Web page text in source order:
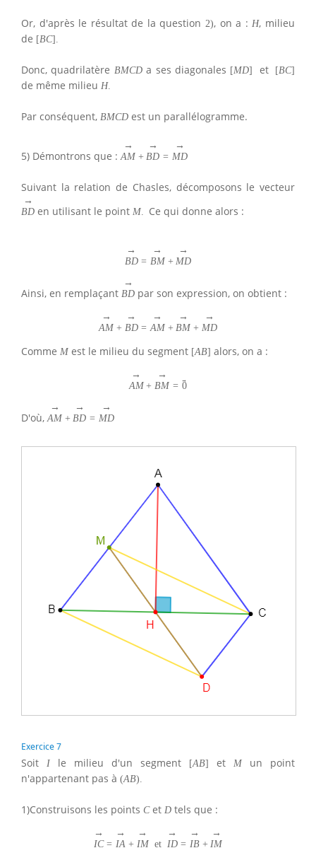
Or, d'après le résultat de la question2), on a :H, milieu
de [BC] .
Donc, quadrilatère BMCDa ses diagonales [MD] et [BC]
de même milieu H.
Par conséquent, BMCD est un parallélogramme.
5) Démontrons que :
→
AM +
→
BD =
→
MD
Suivant la relation de Chasles, décomposons le vecteur
→
BD en utilisant le point M. Ce qui donne alors :
→
BD =
→
BM +
→
MD
Ainsi, en remplaçant
→
BD par son expression, on obtient :
→
AM +
→
BD =
→
AM +
→
BM +
→
MD
Comme M est le milieu du segment [AB] alors, on a :
→
AM +
→
BM =
→
0
D'où,
→
AM +
→
BD =
→
MD
Exercice 7
Soit I le milieu d'un segment [AB] et M
un point
n'appartenant pas à (AB).
1)Construisons les points Cet D tels que :
→
IC =
→
IA +
→
IM et
→
ID =
→
IB +
→
IM